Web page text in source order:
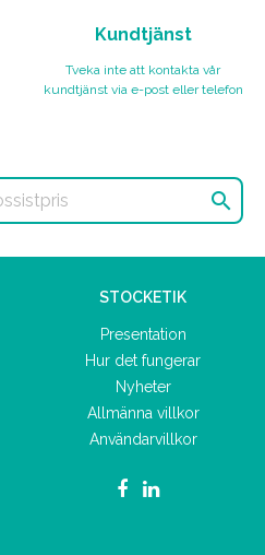
Kundtjänst
Tveka inte att kontakta vår
kundtjänst via e-post eller telefon

STOCKETIK
Presentation
Hur det fungerar
Nyheter
Allmänna villkor
Användarvillkor